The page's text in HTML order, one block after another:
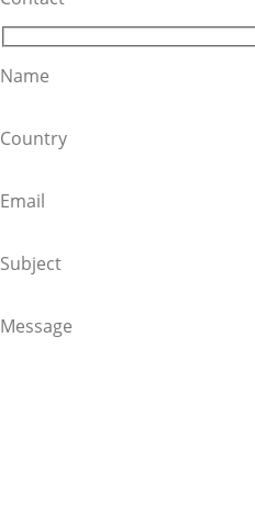
Name
Country
Email
Subject
Message